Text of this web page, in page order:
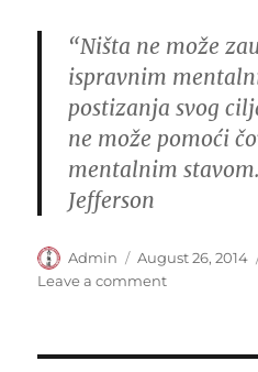
“Ništa ne može
ispravnim
postizanja svog
ne može pomoći
mentalnim
Jefferson
Author
Admin
Posted
on
August 26, 2014
Leave a commenton